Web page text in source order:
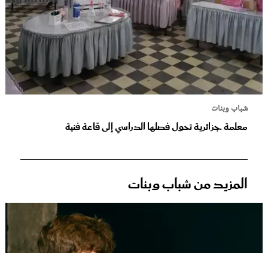
شباب وبنات
معلمة جزائرية تحول فصلها الدراسي إلى قاعة فنية
المزيد من شباب وبنات